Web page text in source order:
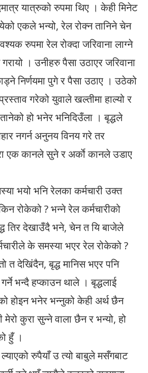
यात्रुको रुपमा थिए । केही मिनेट
एकले भन्यो, रेल रोक्न तानिने चेन
रुपमा रेल रोक्दा जरिवाना लाग्ने
। उनीहरु पैसा उठाएर जरिवाना
निर्णयमा पुगे र पैसा उठाए । उठेको
गरेको युवाले खल्तीमा हाल्यो र
हो भनेर भनिदिउँला । बृद्धले
नगर्न अनुनय विनय गरे तर
एक कानले सुने र अर्काे कानले उडाए
भयो भनि रेलका कर्मचारी उक्त
रोकेको ? भन्ने रेल कर्मचारीको
तिर देखाउँदै भने, चेन त यि बाजेले
के समस्या भएर रेल रोकेको ?
त देखिंदैन, बृद्ध मानिस भएर पनि
भन्दै हप्काउन थाले । बृद्धलाई
होइन भनेर भन्नुको केही अर्थ छैन
कुरा सुन्ने वाला छैन र भन्यो, हो
हुँ ।
रुपैयाँ उ त्यो बाबुले मसँगबाट